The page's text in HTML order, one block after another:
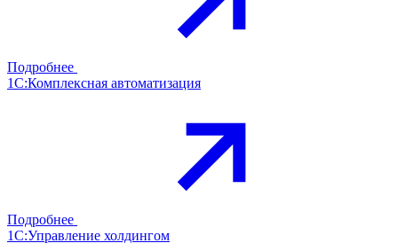
Подробнее
1С:Комплексная автоматизация
Подробнее
1С:Управление холдингом